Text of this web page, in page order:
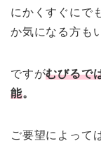
にかくすぐにで
か気になる方も
ですがむびるで
能。
ご要望によって